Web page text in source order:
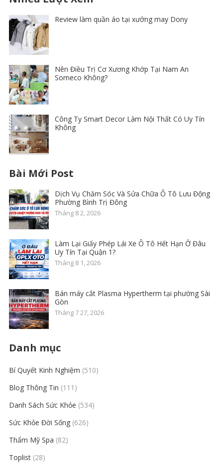
Review làm quần áo tại xưởng may Dony
Nên Điều Trị Cơ Xương Khớp Tại Nam An
Someco Không?
Công Ty Smart Decor Làm Nội Thất Có Uy Tín
Không
Bài Mới Post
Dịch Vụ Chăm Sóc Và Sửa Chữa Ô Tô Lưu Động
Phường Bình Trị Đông
Tháng 8 2, 2026
Làm Lại Giấy Phép Lái Xe Ô Tô Hết Hạn Ở Đâu
Uy Tín Tại Quận 1?
Tháng 8 1, 2026
Bán máy cắt Plasma Hypertherm tại phường Sài
Gòn
Tháng 7 27, 2026
Danh mục
Bí Quyết Kinh Nghiệm (510)
Blog Thông Tin (111)
Danh Sách Sức Khỏe (534)
Sức Khỏe Đời Sống(626)
Thẩm Mỹ Spa (82)
Toplist(28)